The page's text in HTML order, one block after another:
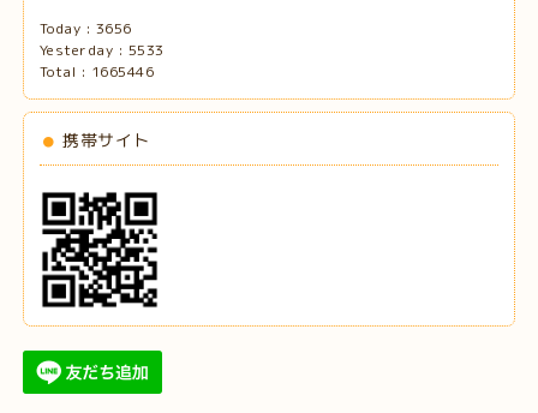
Today : 3656
Yesterday : 5533
Total : 1665446
携帯サイト